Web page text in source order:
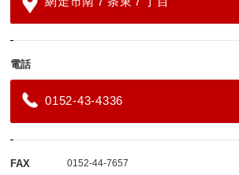
電話
0152-43-4336
FAX 0152-44-7657